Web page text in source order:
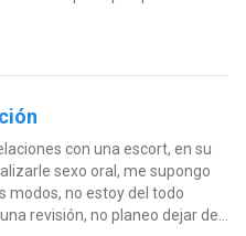
con una escort, en su
sexo oral, me supongo
modos, no estoy del todo
revisión, no planeo dejar de...